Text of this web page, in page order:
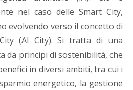
nel caso delle Smart City,
evolvendo verso il concetto di
(AI City). Si tratta di una
da principi di sostenibilità, che
in diversi ambiti, tra cui i
energetico, la gestione